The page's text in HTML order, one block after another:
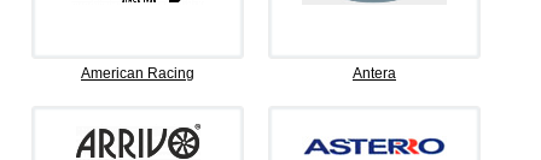
American Racing Antera